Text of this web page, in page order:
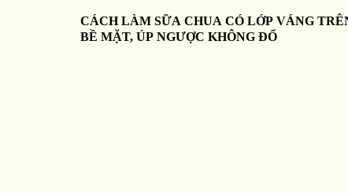
CÁCH LÀM SỮA CHUA CÓ LỚP VÁNG
BỀ MẶT, ÚP NGƯỢC KHÔNG ĐỔ